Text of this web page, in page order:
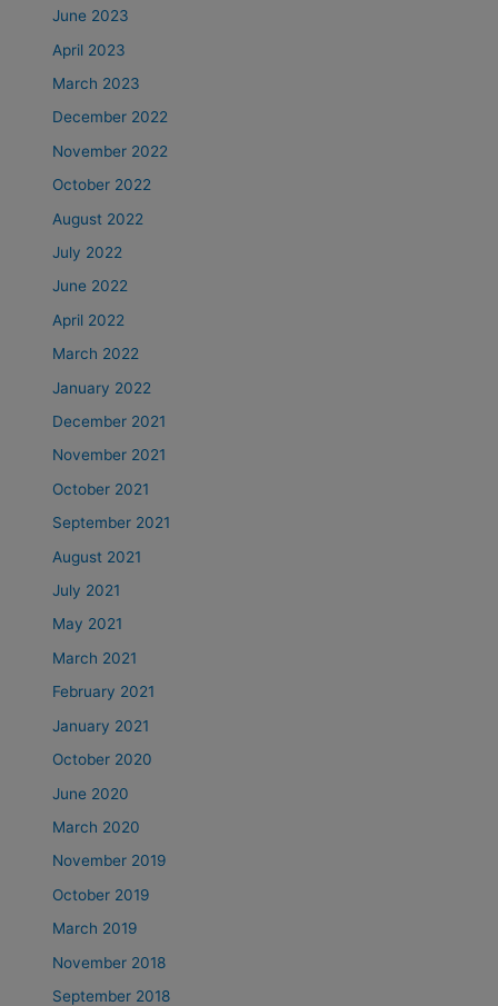
June 2023
April 2023
March 2023
December 2022
November 2022
October 2022
August 2022
July 2022
June 2022
April 2022
March 2022
January 2022
December 2021
November 2021
October 2021
September 2021
August 2021
July 2021
May 2021
March 2021
February 2021
January 2021
October 2020
June 2020
March 2020
November 2019
October 2019
March 2019
November 2018
September 2018